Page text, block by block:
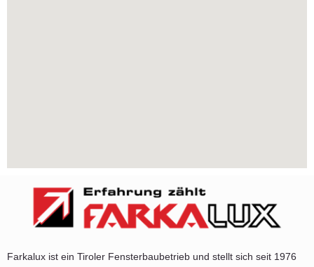
Farkalux ist ein Tiroler Fensterbaubetrieb und stellt sich seit 1976